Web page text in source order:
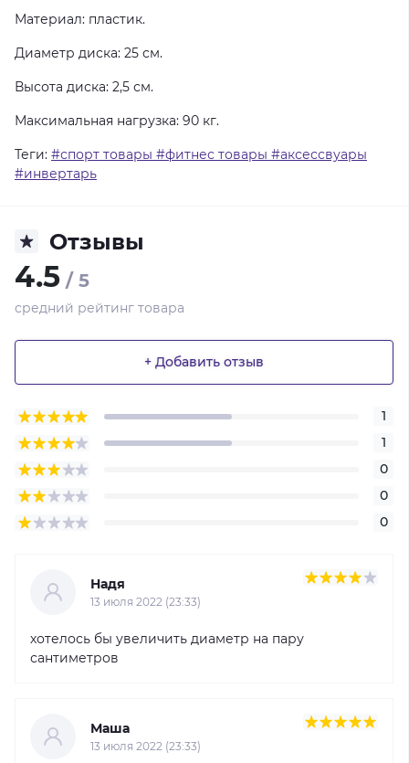
Материал: пластик.
Диаметр диска: 25 см.
Высота диска: 2,5 см.
Максимальная нагрузка: 90 кг.
Теги: #спорт товары #фитнес товары #аксессвуары
#инвертарь
Отзывы
4.5 / 5
средний рейтинг товара
+ Добавить отзыв
1
1
0
0
0
Надя
13 июля 2022 (23:33)
хотелось бы увеличить диаметр на пару
сантиметров
Маша
13 июля 2022 (23:33)